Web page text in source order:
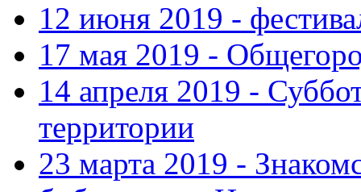
12 июня 2019 -
17 мая 2019 -
14 апреля 2019 -
территории
23 марта 2019 -